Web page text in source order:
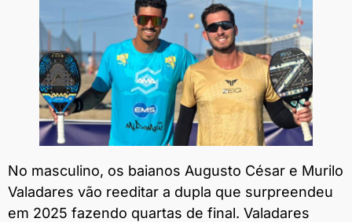
No masculino, os baianos Augusto César e Murilo
Valadares vão reeditar a dupla que surpreendeu
em 2025 fazendo quartas de final. Valadares